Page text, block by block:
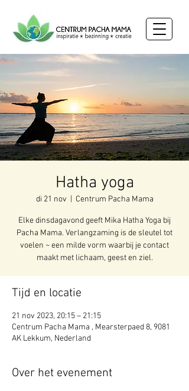
Hatha yoga
di 21 nov Centrum Pacha Mama
Elke dinsdagavond geeft Mika Hatha Yoga bij
Pacha Mama. Verlangzaming is de sleutel tot
voelen ~ een milde vorm waarbij je contact
maakt met lichaam, geest en ziel.
Tijd en locatie
21 nov 2023, 20:15 – 21:15
Centrum Pacha Mama , Mearsterpaed 8, 9081
AK Lekkum, Nederland
Over het evenement